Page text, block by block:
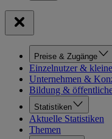
Preise & Zugänge
Einzelnutzer &
Unternehmen &
Bildung &
Statistiken
Aktuelle Statistiken
Themen